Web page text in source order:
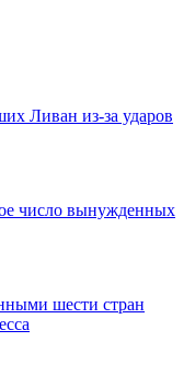
Ливан из-за ударов
число вынужденных
шести стран